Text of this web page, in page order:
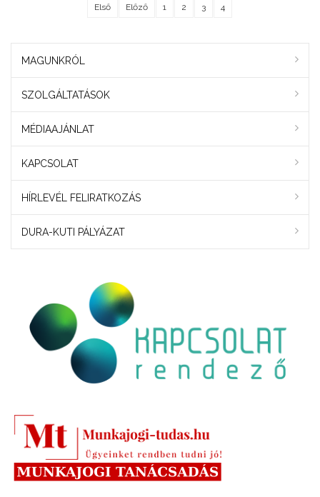
Első Előző 1 2 3 4
MAGUNKRÓL
SZOLGÁLTATÁSOK
MÉDIAAJÁNLAT
KAPCSOLAT
HÍRLEVÉL FELIRATKOZÁS
DURA-KUTI PÁLYÁZAT